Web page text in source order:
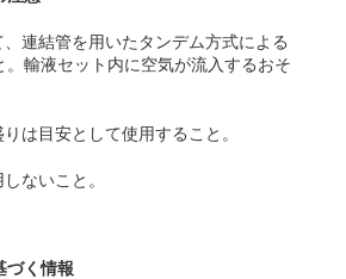
連結管を用いたタンデム方式による
。輸液セット内に空気が流入するおそ
は目安として使用すること。
ないこと。
く情報